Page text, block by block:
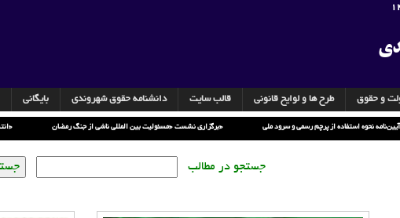
و حقوق طرح ها و لوایح قانونی قالب سایت دانشنامه حقوق شهروندی بایگانی
برگزاری نشست «مسئولیت بین المللی ناشی از جنگ رمضان» تصویب آیین‌نامه نحوه استفاده از پرچم رسمی و سرود ملی
جستجو در مطالب